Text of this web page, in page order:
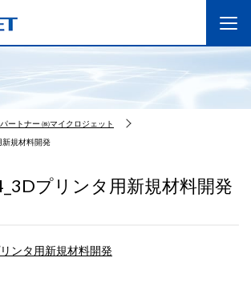
ートナー ㈱マイクロジェット
新規材料開発
プリンタ用新規材料開発
ンタ用新規材料開発